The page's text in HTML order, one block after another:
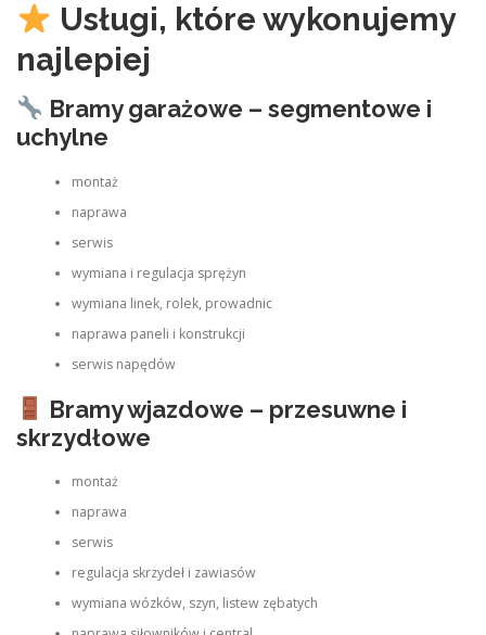
Usługi, które wykonujemy
najlepiej
Bramy garażowe – segmentowe i
uchylne
montaż
naprawa
serwis
wymiana i regulacja sprężyn
wymiana linek, rolek, prowadnic
naprawa paneli i konstrukcji
serwis napędów
Bramy wjazdowe – przesuwne i
skrzydłowe
montaż
naprawa
serwis
regulacja skrzydeł i zawiasów
wymiana wózków, szyn, listew zębatych